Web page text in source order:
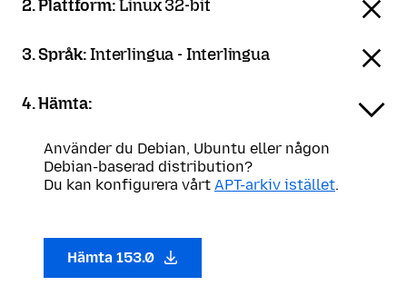
2. Plattform:Linux 32-bit
3. Språk:Interlingua - Interlingua
4. Hämta:
Använder du Debian, Ubuntu eller någon
Debian-baserad distribution?
Du kan konfigurera vårt APT-arkiv istället.
Hämta 153.0